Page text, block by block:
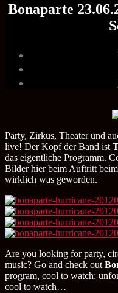
Bonaparte
Party, Zirkus, Theater und
live! Der Kopf der Band ist
das eigentliche Programm.
Bilder hier beim Auftritt beim
wirklich was geworden.
Are you looking for party,
music? Go and check out
program, cool to watch;
cool to watch…